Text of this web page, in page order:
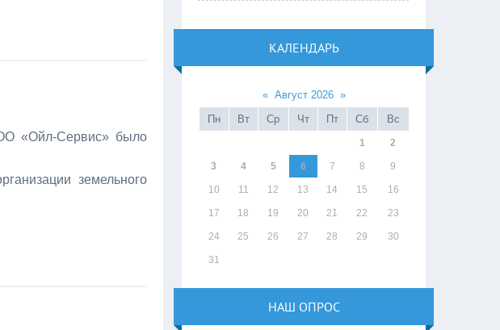
«Ойл-Сервис» было
земельного
КАЛЕНДАРЬ
« Август 2026 »
Пн
Вт Ср Чт Пт Сб Вс
1 2
3 4 5 6 7 8 9
10 11 12 13 14 15 16
17 18 19 20 21 22 23
24 25 26 27 28 29 30
31
НАШ ОПРОС